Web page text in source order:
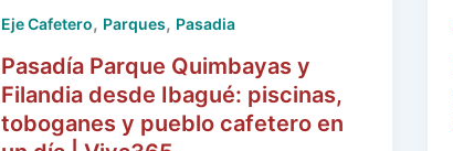
Eje Cafetero, Parques, Pasadia
Pasadía Parque Quimbayas y
Filandia desde Ibagué: piscinas,
toboganes y pueblo cafetero en